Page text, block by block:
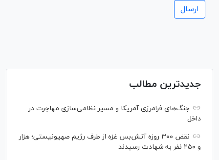
جدیدترین مطالب
جنگ‌های فرامرزی آمریکا و مسیر نظامی‌سازی مهاجرت در
داخل
نقض ۳۰۰ روزه آتش‌بس غزه از طرف رژیم صهیونیستی؛ هزار
و ۲۵۰ نفر به شهادت رسیدند